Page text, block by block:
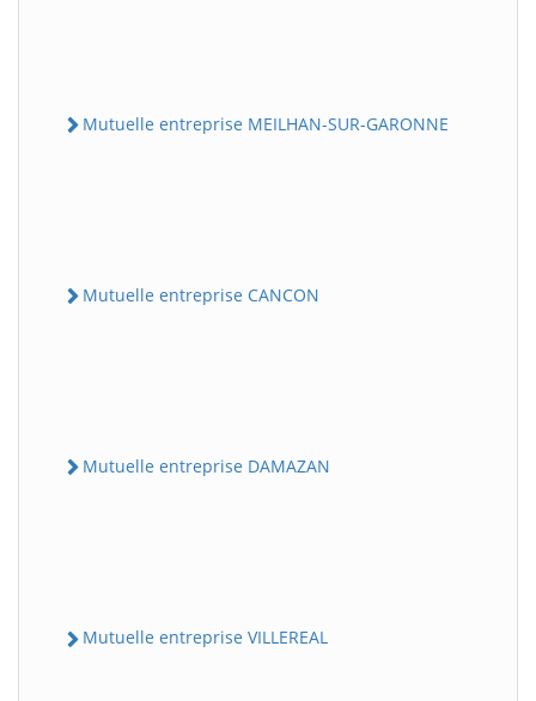
Mutuelle entreprise MEILHAN-SUR-GARONNE
Mutuelle entreprise CANCON
Mutuelle entreprise DAMAZAN
Mutuelle entreprise VILLEREAL